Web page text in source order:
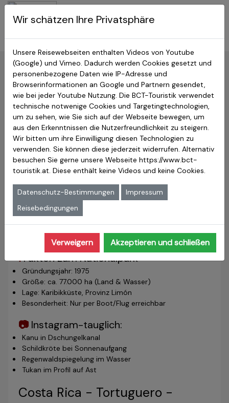
BCT-Touristik
National Parks Costa Rica
Tortuguero
🔭Reisegründe für einen Besuch
Bootssafari durch Dschungelkanäle
Schildkröten bei der Eiablage (Jul–Okt)
Kaum Straßen – nur per Boot/Flug erreichbar
Affen, Tukane & Kaimane direkt vom Wasser
Karibik-Feeling im Dorf Tortuguero
Grüne Meeresschildkröte: saisonal
Brüll-, Kapuziner- & Klammeraffen
Kaiman & Faultier
Tukane & Aras
ℹ️Fakten zum Nationalpark
Gründungsjahr: 1975
Größe: ca. 77.000 ha (Land & Wasser)
Lage: Karibikküste, Provinz Limón
Besonderheit: Nur per Boot/Flug erreichbar
📷 Instagram-tauglich:
Kanu in Dschungelkanal
Schildkröte bei Sonnenaufgang
Regenwaldspiegelung im Wasser
Tukan im Profil auf Ast
Costa Rica - Tortuguero -
Wir schätzen Ihre Privatsphäre
Unsere Reisewebseiten enthalten Videos von Youtube
(Google) und Vimeo. Dadurch werden Cookies gesetzt und
personenbezogene Daten wie IP-Adresse und
Browserinformationen an Google und Partnern gesendet,
wie bei jeder Youtube Nutzung. Die BCT-Touristik verwendet
technische notwenige Cookies und Targetingtechnologien,
um zu sehen, wie Sie sich auf der Webseite bewegen, um
aus den Erkenntnissen die Nutzerfreundlichkeit zu steigern.
Wir bitten um ihre Einwilligung diesen Technologien zu
verwenden. Sie können diese jederzeit widerrufen. Alternativ
besuchen Sie gerne unsere Webseite https://www.bct-
touristik.at. Diese enthält keine Videos und keine Cookies.
Datenschutz-Bestimmungen
Impressum
Reisebedingungen
Verweigern Akzeptieren und schließen